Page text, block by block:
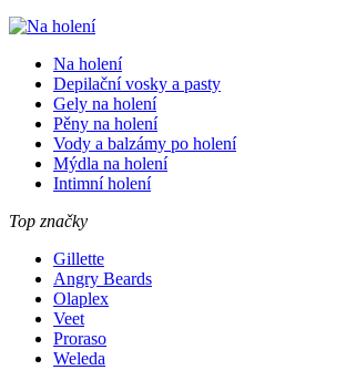
Na holení
Depilační vosky a pasty
Gely na holení
Pěny na holení
Vody a balzámy po holení
Mýdla na holení
Intimní holení
Top značky
Gillette
Angry Beards
Olaplex
Veet
Proraso
Weleda